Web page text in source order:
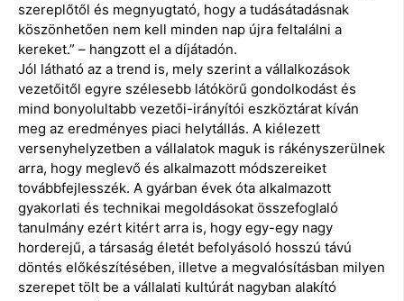
szereplőtől és megnyugtató, hogy a tudásátadásnak
köszönhetően nem kell minden nap újra feltalálni a
kereket.” – hangzott el a díjátadón.
Jól látható az a trend is, mely szerint a vállalkozások
vezetőitől egyre szélesebb látókörű gondolkodást és
mind bonyolultabb vezetői-irányítói eszköztárat kíván
meg az eredményes piaci helytállás. A kiélezett
versenyhelyzetben a vállalatok maguk is rákényszerülnek
arra, hogy meglevő és alkalmazott módszereiket
továbbfejlesszék. A gyárban évek óta alkalmazott
gyakorlati és technikai megoldásokat összefoglaló
tanulmány ezért kitért arra is, hogy egy-egy nagy
horderejű, a társaság életét befolyásoló hosszú távú
döntés előkészítésében, illetve a megvalósításban milyen
szerepet tölt be a vállalati kultúrát nagyban alakító